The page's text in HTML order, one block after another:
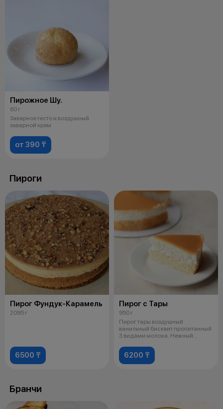
Пирожное Шу.
60 г
Заварное тесто и воздушный
заварной крем
от 390 ₸
Пироги
Пирог Фундук-Карамель
2095 г
6500 ₸
Пирог с Тары
950 г
Пирог тары воздушный
ванильный бисквит пропитанный
3 видами молока. Нежный
6200 ₸
Бранчи